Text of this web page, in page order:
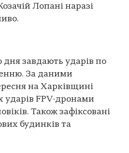
Лопані наразі
завдають ударів по
За даними
на Харківщині
ударів FPV-дронами
Також зафіксовані
будинків та